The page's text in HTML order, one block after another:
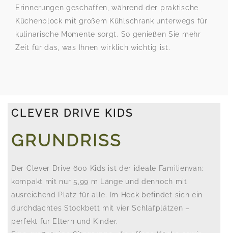
Erinnerungen geschaffen, während der praktische
Küchenblock mit großem Kühlschrank unterwegs für
kulinarische Momente sorgt. So genießen Sie mehr
Zeit für das, was Ihnen wirklich wichtig ist.
CLEVER DRIVE KIDS
GRUNDRISS
Der Clever Drive 600 Kids ist der ideale Familienvan:
kompakt mit nur 5,99 m Länge und dennoch mit
ausreichend Platz für alle. Im Heck befindet sich ein
durchdachtes Stockbett mit vier Schlafplätzen –
perfekt für Eltern und Kinder.